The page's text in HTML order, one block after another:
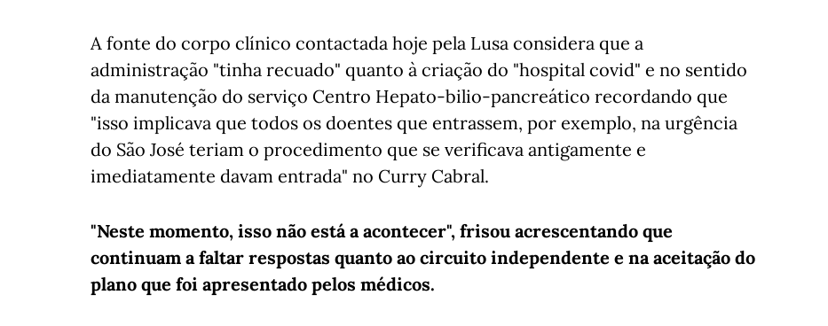
A fonte do corpo clínico contactada hoje pela Lusa considera que a
administração "tinha recuado" quanto à criação do "hospital covid" e no sentido
da manutenção do serviço Centro Hepato-bilio-pancreático recordando que
"isso implicava que todos os doentes que entrassem, por exemplo, na urgência
do São José teriam o procedimento que se verificava antigamente e
imediatamente davam entrada" no Curry Cabral.
"Neste momento, isso não está a acontecer", frisou acrescentando que
continuam a faltar respostas quanto ao circuito independente e na aceitação do
plano que foi apresentado pelos médicos.